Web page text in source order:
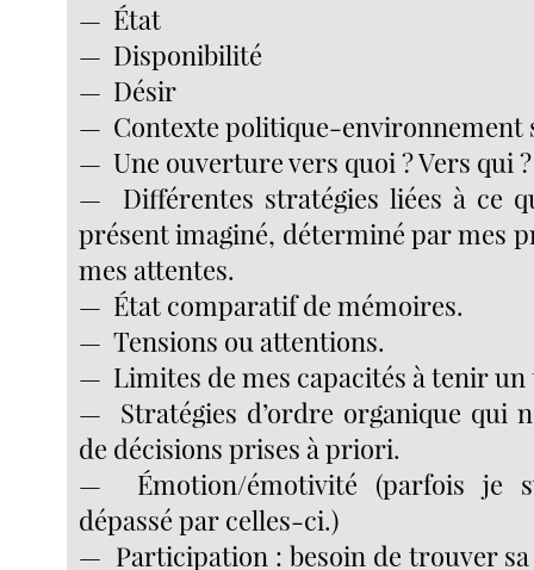
— État
— Disponibilité
— Désir
— Contexte politique-environnement
— Une ouverture vers quoi ? Vers qui
— Différentes stratégies liées à ce
présent imaginé, déterminé par mes
mes attentes.
— État comparatif de mémoires.
— Tensions ou attentions.
— Limites de mes capacités à tenir un
— Stratégies d’ordre organique qui
de décisions prises à priori.
— Émotion/émotivité (parfois je
dépassé par celles-ci.)
— Participation : besoin de trouver sa